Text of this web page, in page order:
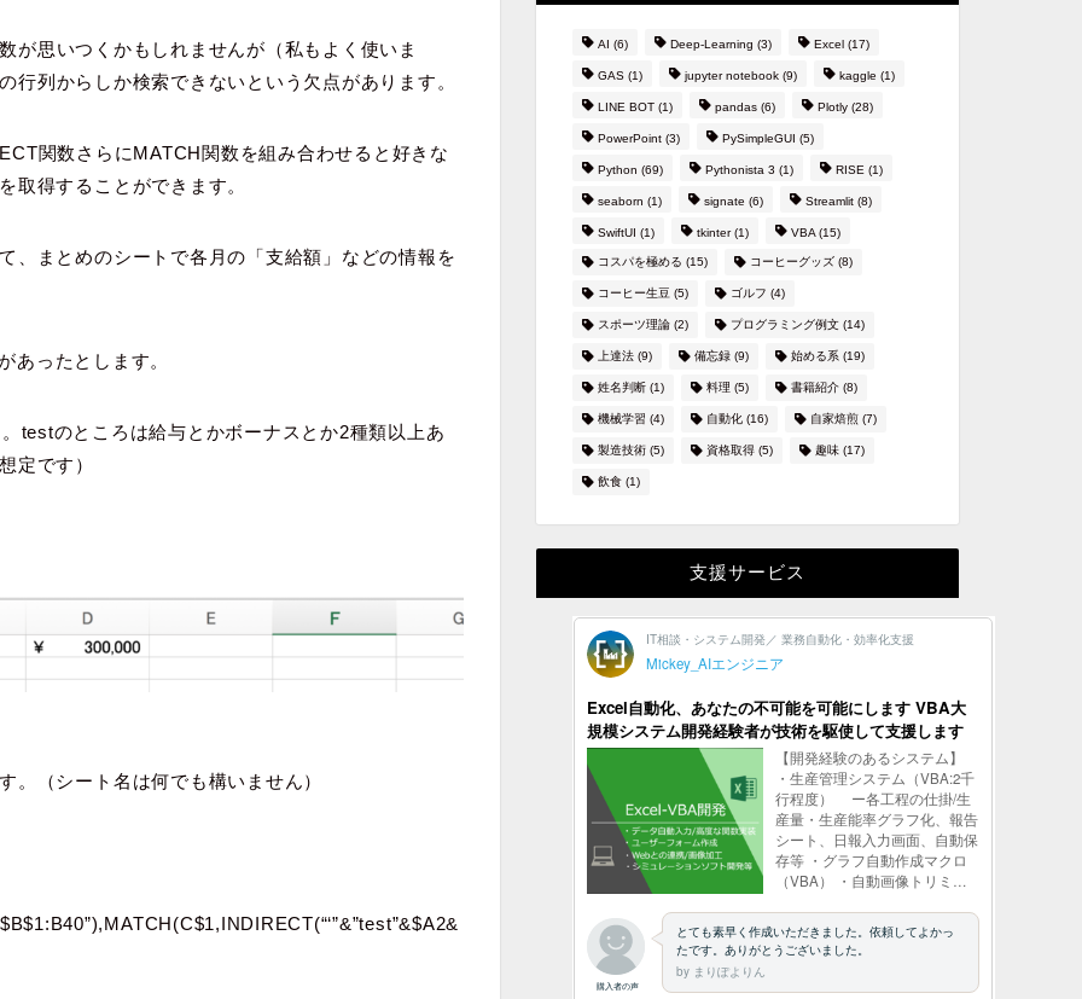
が思いつくかもしれませんが（私もよく使いま
列からしか検索できないという欠点があります。
関数さらにMATCH関数を組み合わせると 好きな
取得することができます。
、まとめのシートで各月の「支給額」などの情報を
あったとします。
testのところは給与とかボーナスとか2種類以上あ
定です）
。（シート名は何でも構いません）
AI (6) Deep-Learning (3) Excel(17)
GAS(1) jupyter notebook(9) kaggle (1)
LINE BOT(1) pandas(6) Plotly(28)
PowerPoint(3) PySimpleGUI (5)
Python (69) Pythonista 3 (1) RISE (1)
seaborn (1) signate (6) Streamlit(8)
SwiftUI (1) tkinter(1) VBA(15)
コスパを極める (15) コーヒーグッズ(8)
コーヒー生豆 (5) ゴルフ (4)
スポーツ理論(2) プログラミング例文(14)
上達法(9) 備忘録(9) 始める系(19)
姓名判断(1) 料理 (5) 書籍紹介(8)
機械学習 (4) 自動化(16) 自家焙煎(7)
製造技術(5) 資格取得(5) 趣味(17)
飲食(1)
支援サービス